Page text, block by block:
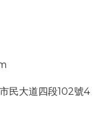
民大道四段102號4